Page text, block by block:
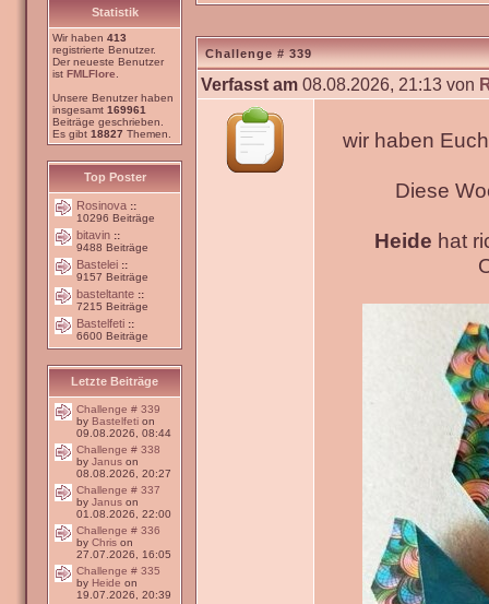
Statistik
Wir haben 413
registrierte Benutzer.
Der neueste Benutzer
ist FMLFlore
Unsere Benutzer haben
insgesamt 169961
Beiträge geschrieben.
Es gibt 18827 Themen.
Top Poster
Rosinova ::
10296 Beiträge
bitavin ::
9488 Beiträge
Bastelei ::
9157 Beiträge
basteltante ::
7215 Beiträge
Bastelfeti ::
6600 Beiträge
Letzte Beiträge
Challenge # 339
by Bastelfeti on
09.08.2026, 08:44
Challenge # 338
by Janus on
08.08.2026, 20:27
Challenge # 337
by Janus on
01.08.2026, 22:00
Challenge # 336
by Chris on
27.07.2026, 16:05
Challenge # 335
by Heide on
19.07.2026, 20:39
Challenge # 339
Verfasst am 08.08.2026, 21:13 von
wir haben
Diese
Heide hat